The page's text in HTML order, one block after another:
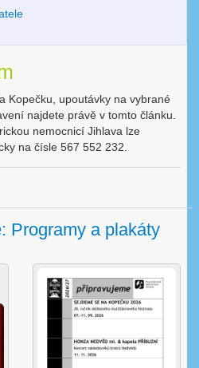
Kopečku, upoutávky na vybrané
najdete právě v tomto článku.
nemocnicí Jihlava lze
na čísle 567 552 232.
Programy a plakáty